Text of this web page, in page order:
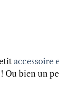
accessoire
! Ou bien un